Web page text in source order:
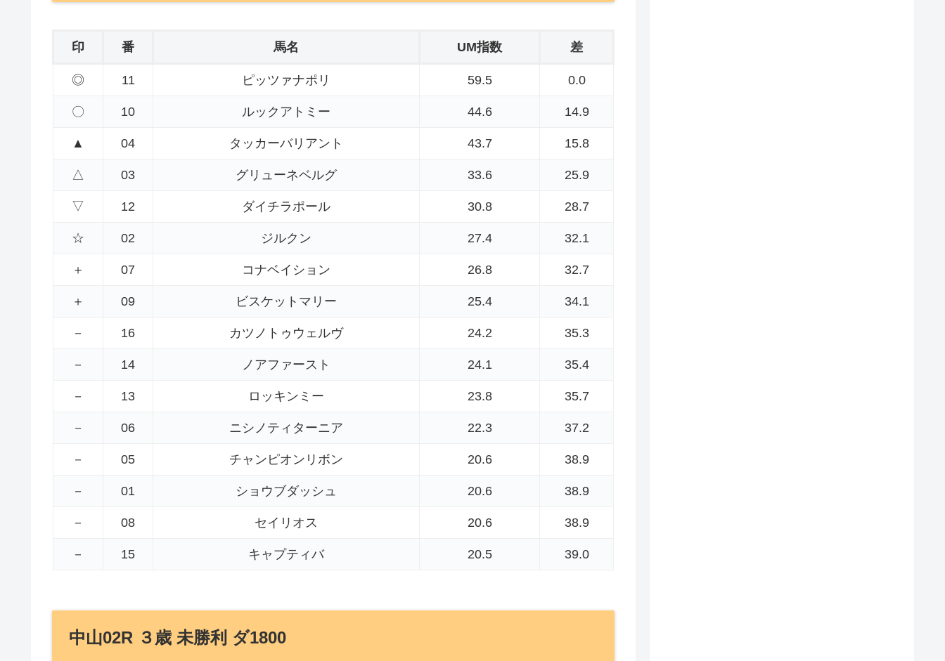
印 番 馬名 UM指数 差
◎ 11 ピッツァナポリ 59.5 0.0
〇 10 ルックアトミー 44.6 14.9
▲ 04 タッカーバリアント 43.7 15.8
△ 03 グリューネベルグ 33.6 25.9
▽ 12 ダイチラポール 30.8 28.7
☆ 02 ジルクン 27.4 32.1
＋ 07 コナベイション 26.8 32.7
＋ 09 ビスケットマリー 25.4 34.1
－ 16 カツノトゥウェルヴ 24.2 35.3
－ 14 ノアファースト 24.1 35.4
－ 13 ロッキンミー 23.8 35.7
－ 06 ニシノティターニア 22.3 37.2
－ 05 チャンピオンリボン 20.6 38.9
－ 01 ショウブダッシュ 20.6 38.9
－ 08 セイリオス 20.6 38.9
－ 15 キャプティバ 20.5 39.0
中山02R ３歳 未勝利 ダ1800